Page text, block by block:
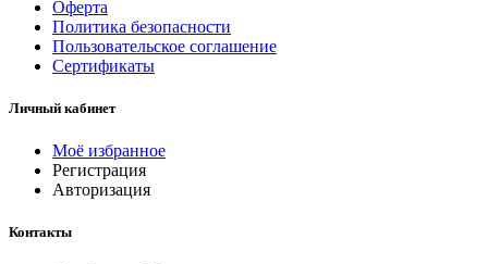
Оферта
Политика безопасности
Пользовательское соглашение
Сертификаты
Личный кабинет
Моё избранное
Регистрация
Авторизация
Контакты